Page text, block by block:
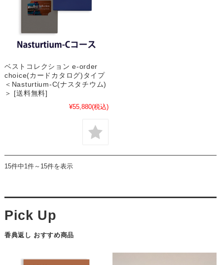
ベストコレクション e-order
choice(カードカタログ)タイプ
＜Nasturtium-C(ナスタチウム)
＞ [送料無料]
¥55,880(税込)
15件中1件～15件を表示
香典返し おすすめ商品